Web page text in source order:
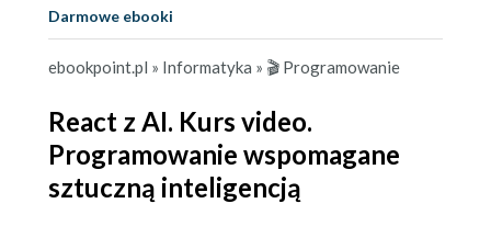
Darmowe ebooki
ebookpoint.pl » Informatyka » 🎬 Programowanie
React z AI. Kurs video.
Programowanie wspomagane
sztuczną inteligencją